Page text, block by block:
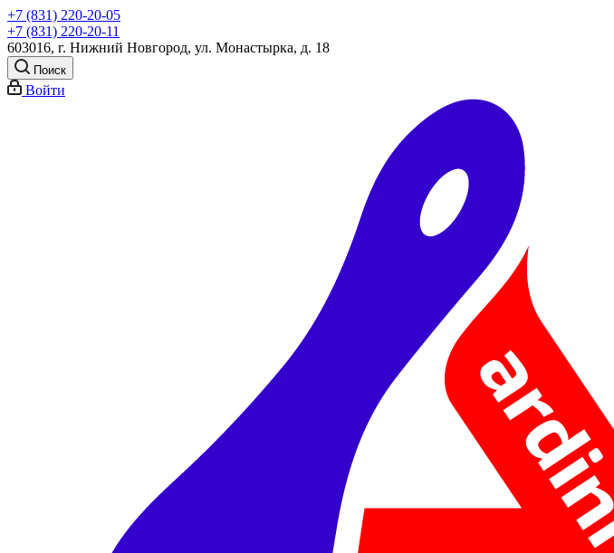
+7 (831) 220-20-05
+7 (831) 220-20-11
603016, г. Нижний Новгород, ул. Монастырка, д. 18
Поиск
Войти